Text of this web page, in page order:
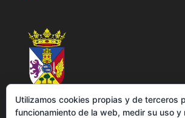
Utilizamos cookies propias y de terceros
funcionamiento de la web, medir su uso y